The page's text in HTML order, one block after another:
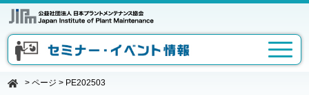
>ページ > PE202503